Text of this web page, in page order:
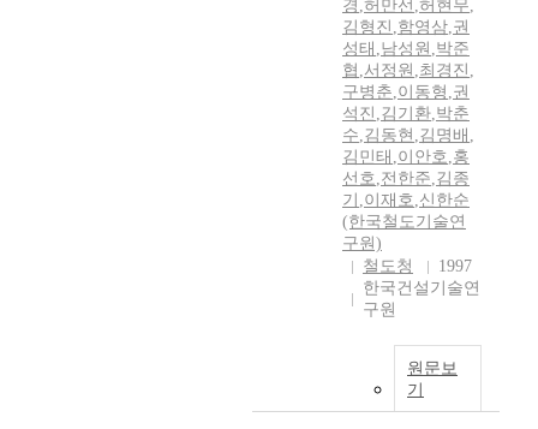
경 ,허만선 ,허현무,
김형진 ,함영삼,권
성태 ,남성원 ,박준
협 ,서정원 ,최경진 ,
구병춘,이동형 ,권
석진 ,김기환,박춘
수,김동현 ,김명배 ,
김민태 ,이안호,홍
선호,전한준,김종
기 ,이재호,신한순
(한국철도기술연
구원)
철도청
1997
한국건설기술연
구원
원문보
기